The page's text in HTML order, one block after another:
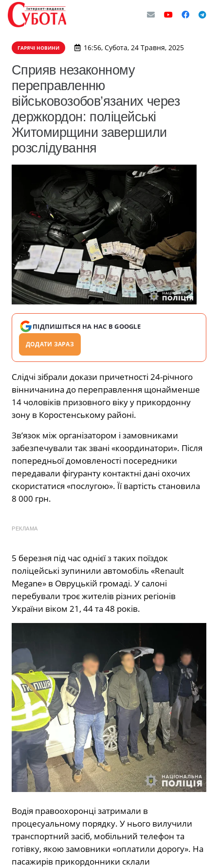
ГАРЯЧІ НОВИНИ 16:56, Субота, 24 Травня, 2025
Сприяв незаконному
переправленню
військовозобов’язаних через
держкордон: поліцейські
Житомирщини завершили
розслідування
ПІДПИШІТЬСЯ НА НАС В GOOGLE
ДОДАТИ ЗАРАЗ
Слідчі зібрали докази причетності 24-річного
вінничанина до переправлення щонайменше
14 чоловіків призовного віку у прикордонну
зону в Коростенському районі.
Зв’язок між організатором і замовниками
забезпечували так звані «координатори». Після
попередньої домовленості посередники
передавали фігуранту контактні дані охочих
скористатися «послугою». Її вартість становила
8 000 грн.
РЕКЛАМА
5 березня під час однієї з таких поїздок
поліцейські зупинили автомобіль «Renault
Megane» в Овруцькій громаді. У салоні
перебували троє жителів різних регіонів
України віком 21, 44 та 48 років.
Водія правоохоронці затримали в
процесуальному порядку. У нього вилучили
транспортний засіб, мобільний телефон та
готівку, якою замовники «оплатили дорогу». На
пасажирів прикордонники склали